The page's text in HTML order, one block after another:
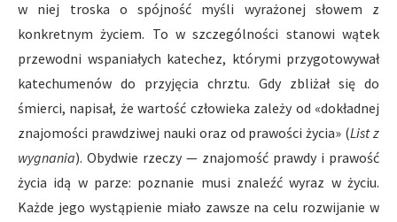
w niej troska o spójność myśli wyrażonej słowem z
konkretnym życiem. To w szczególności stanowi wątek
przewodni wspaniałych katechez, którymi przygotowywał
katechumenów do przyjęcia chrztu. Gdy zbliżał się do
śmierci, napisał, że wartość człowieka zależy od «dokładnej
znajomości prawdziwej nauki oraz od prawości życia» (List z
wygnania). Obydwie rzeczy — znajomość prawdy i prawość
życia idą w parze: poznanie musi znaleźć wyraz w życiu.
Każde jego wystąpienie miało zawsze na celu rozwijanie w